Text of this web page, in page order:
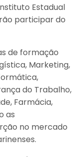
Estadual
participar do
de formação
Marketing,
do Trabalho,
Farmácia,
as
no mercado